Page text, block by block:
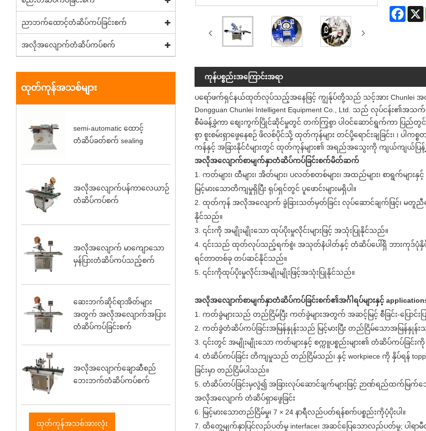
ညာဘက်ထောင့်တံဆိပ်ကပ်ခြင်းစက်
အလိုအလျောက်တံဆိပ်ကပ်စက်
ထုတ်ကုန်အသစ်များ
semi-automatic ထောင့်
တံဆိပ်ခတ်စက် sealing
အလိုအလျောက်ပန်ကာလေယာဉ်
တံဆိပ်ကပ်စက်
အလိုအလျောက် မာကျောသော
မှန်ပြားတံဆိပ်ကပ်သည့်စက်
ဆေးဘက်ဆိုင်ရာအိတ်များ
အတွက် အလိုအလျောက်အပြား
တံဆိပ်ကပ်ခြင်းစက်
အလိုအလျောက်ချောဆီစည်
ဘေးဘက်တံဆိပ်ကပ်စက်
ထုတ်ကုန်အသစ်အားလုံး
ကုန်ပစ္စည်းအကြောင်းအရာ
ပရော်ဖက်ရှင်နယ်ထုတ်လုပ်သည့်အနေဖြင့် ကျွန်ုပ်တို့သည် သင့်အား Chunlei အ
Dongguan Chunlei Intelligent Equipment Co., Ltd. သည် လုပ်င
စီမံခန့်ခွဲကာ စျေးကွက်ပြိုင်ဆိုင်မှုတွင် တက်ကြွစွာ ပါဝင်ဆောင်ရွက်ကာ ပြ
စွာ စူးစမ်းရှာဖွေနေစဉ် ဖိလစ်ပိုင်သို့ ထုတ်ကုန်များ တင်ပို့ရောင်းချခြင်း၊ ၊ ပါက
ကန်နှင့် အခြားနိုင်ငံများတွင် ထုတ်ကုန်များ၏ အရည်အသွေးကို ကျယ်ကျယ်ပြန့်ပ
အလိုအလျောက်စာမျက်နှာတံဆိပ်ကပ်ခြင်းစက်မိတ်ဆက်
1. ကတ်များ၊ ထီများ၊ အိတ်များ၊ ပလတ်စတစ်များ၊ အထည်များ၊ စာရွ
မြင့်မားသောတိကျမှုရှိပြီး ရုပ်ရှင်တွင် ပူဖောင်းများမရှိပါ။
2. ထုတ်ကုန် အလိုအလျောက် ခွဲခြားသတ်မှတ်ခြင်း လုပ်ဆောင်ချက်ဖြင့်၊
နိုင်သည်။
3. ၎င်းကို အမျိုးမျိုးသော ထုပ်ပိုးမှုလိုင်းများဖြင့် အသုံးပြုနိုင်သည်။
4. ၎င်းသည် ထုတ်လုပ်သည့်ရက်စွဲ၊ အသုတ်နံပါတ်နှင့် တံဆိပ်ပေါ်ရှိ ဘားကုဒ်ပုံနှိ
ရင်တာတစ်ခု တပ်ဆင်နိုင်သည်။
5. ၎င်းကိုထုပ်ပိုးမှုလိုင်းအမျိုးမျိုးဖြင့်အသုံးပြုနိုင်သည်။
အလိုအလျောက်စာမျက်နှာတံဆိပ်ကပ်ခြင်းစက်၏အင်္ဂါရပ်များနှင့် applications
1. ကတ်ခွဲများသည် တည်ငြိမ်ပြီး ကတ်ခွဲများအတွက် အဆင့်မြင့် စီခြင်း-ပြော
2. ကတ်ခွဲတံဆိပ်ကပ်ခြင်းအမြန်နှုန်းသည် မြင့်မားပြီး တည်ငြိမ်သောအမြန်နှု
3. ၎င်းတွင် အမျိုးမျိုးသော ကတ်များနှင့် စက္ကူပစ္စည်းများ၏ တံဆိပ်ကပ်ခြ
4. တံဆိပ်ကပ်ခြင်း တိကျမှုသည် တည်ငြိမ်သည်၊ နှင့် workpiece ကို နှိပ်ရန်
ခြင်းမှာ တည်ငြိမ်ပါသည်။
5. တံဆိပ်တပ်ခြင်းမှလွဲ၍ အခြားလုပ်ဆောင်ချက်များဖြင့် ဉာဏ်ရည်ထက်မြက်သ
အလိုအလျောက် တံဆိပ်ရှာဖွေခြင်း
6. မြင့်မားသောတည်ငြိမ်မှု၊ 7 × 24 နာရီလည်ပတ်ရန်စက်ပစ္စည်းကိုပံ့ပိုးပါ။
7. ထိတွေ့မျက်နှာပြင်လည်ပတ်မှု interface၊ အဆင်ပြေသောလည်ပတ်မှု;